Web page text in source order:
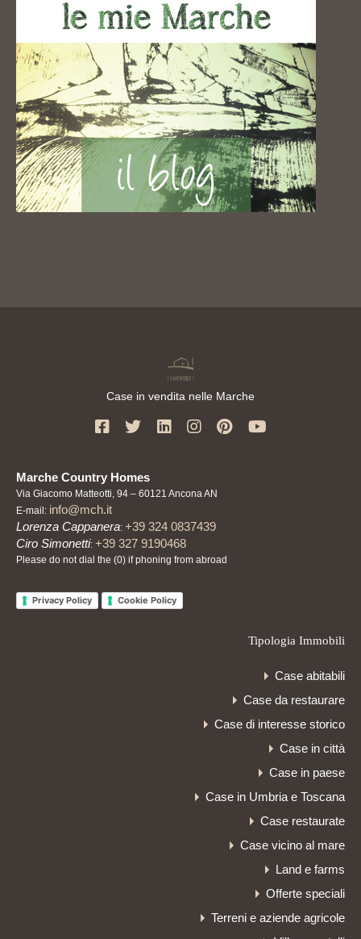
Case in vendita nelle Marche
Marche Country Homes
Via Giacomo Matteotti, 94 – 60121 Ancona AN
E-mail: info@mch.it
Lorenza Cappanera: +39 324 0837439
Ciro Simonetti: +39 327 9190468
Please do not dial the (0) if phoning from abroad
Privacy Policy Cookie Policy
Tipologia Immobili
Case abitabili
Case da restaurare
Case di interesse storico
Case in città
Case in paese
Case in Umbria e Toscana
Case restaurate
Case vicino al mare
Land e farms
Offerte speciali
Terreni e aziende agricole